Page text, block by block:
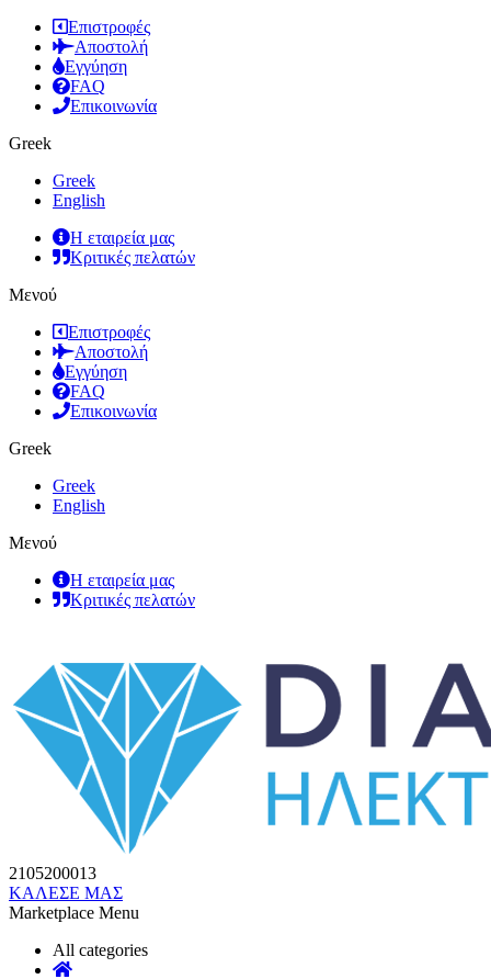
Επιστροφές
Αποστολή
Εγγύηση
FAQ
Επικοινωνία
Greek
Greek
English
Η εταιρεία μας
Κριτικές πελατών
Μενού
Επιστροφές
Αποστολή
Εγγύηση
FAQ
Επικοινωνία
Greek
Greek
English
Μενού
Η εταιρεία μας
Κριτικές πελατών
2105200013
ΚΑΛΕΣΕ ΜΑΣ
Marketplace Menu
All categories